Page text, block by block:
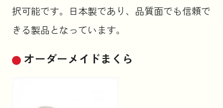
択可能です。日本製であり、品質面でも信頼で
きる製品となっています。
オーダーメイドまくら